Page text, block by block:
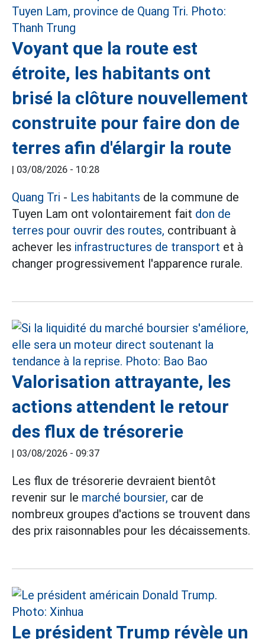
Voyant que la route est
étroite, les habitants ont
brisé la clôture nouvellement
construite pour faire don de
terres afin d'élargir la route
| 03/08/2026 - 10:28
Quang Tri - Les habitants de la commune de
Tuyen Lam ont volontairement fait don de
terres pour ouvrir des routes, contribuant à
achever les infrastructures de transport et à
changer progressivement l'apparence rurale.
Valorisation attrayante, les
actions attendent le retour
des flux de trésorerie
| 03/08/2026 - 09:37
Les flux de trésorerie devraient bientôt
revenir sur le marché boursier, car de
nombreux groupes d'actions se trouvent dans
des prix raisonnables pour les décaissements.
Le président Trump révèle un